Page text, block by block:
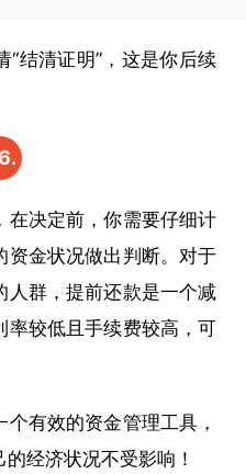
结清证明”，这是你后续
在决定前，你需要仔细计
资金状况做出判断。对于
人群，提前还款是一个减
率较低且手续费较高，可
有效的资金管理工具，
经济状况不受影响！